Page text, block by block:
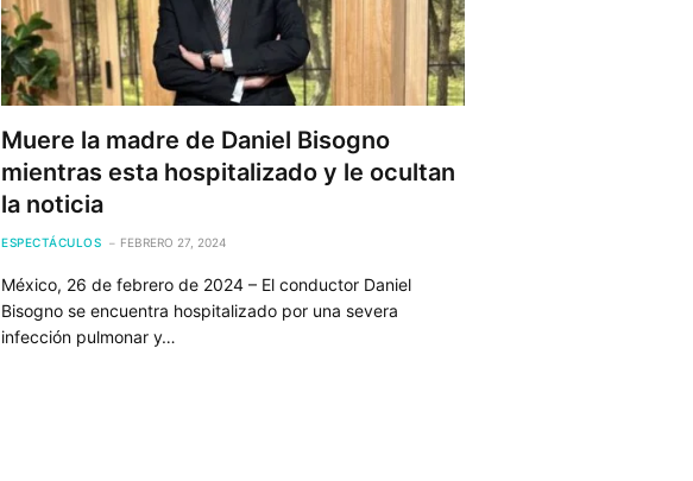
Muere la madre de Daniel Bisogno
mientras esta hospitalizado y le ocultan
la noticia
ESPECTÁCULOS FEBRERO 27, 2024
México, 26 de febrero de 2024 – El conductor Daniel
Bisogno se encuentra hospitalizado por una severa
infección pulmonar y…